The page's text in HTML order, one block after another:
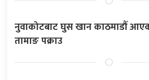
नुवाकोटबाट घुस खान काठमाडौँ
तामाङ पक्राउ